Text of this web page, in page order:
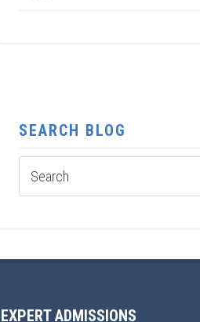
SEARCH BLOG
EXPERT ADMISSIONS